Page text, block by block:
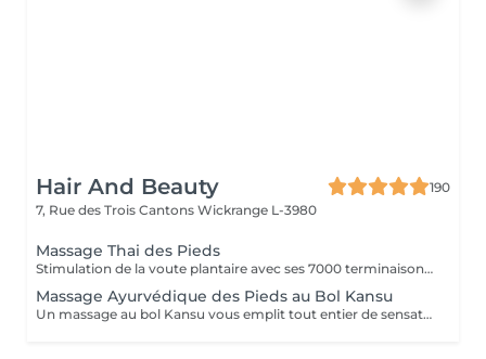
Hair And Beauty
190
7, Rue des Trois Cantons Wickrange L-3980
Massage Thai des Pieds
Stimulation de la voute plantaire avec ses 7000 terminaisons nerveuses. Efficace et profond, il apaise l'ensemble du corps.
Massage Ayurvédique des Pieds au Bol Kansu
Un massage au bol Kansu vous emplit tout entier de sensations douces et apaisantes. Il vise à traiter non seulement les points réflexes des pieds mais en même temps les cinq éléments.